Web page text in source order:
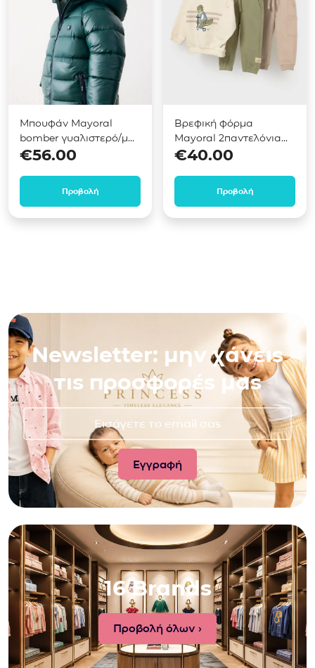
Μπουφάν Mayoral
bomber γυαλιστερό/ματ
Πράσινο 04469
€56.00
Προβολή
Βρεφική φόρμα
Mayoral 2παντελόνια
Πράσινο 02831
€40.00
Προβολή
Newsletter: μην χάνεις
τις προσφορές μας
16 Brands
Προβολή όλων ›